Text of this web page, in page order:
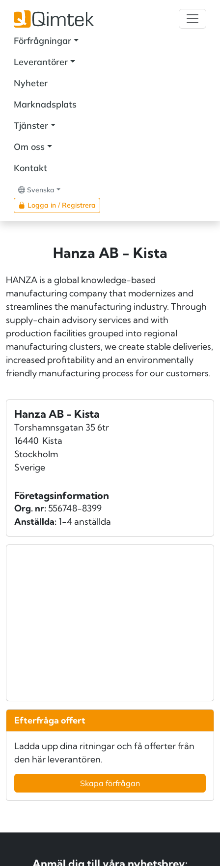
Förfrågningar
Leverantörer
Nyheter
Marknadsplats
Tjänster
Om oss
Kontakt
Svenska
Logga in / Registrera
Hanza AB - Kista
HANZA is a global knowledge-based
manufacturing company that modernizes and
streamlines the manufacturing industry. Through
supply-chain advisory services and with
production facilities grouped into regional
manufacturing clusters, we create stable deliveries,
increased profitability and an environmentally
friendly manufacturing process for our customers.
Hanza AB - Kista
Torshamnsgatan 35 6tr
16440 Kista
Stockholm
Sverige
Företagsinformation
Org. nr: 556748-8399
Anställda:1-4 anställda
Efterfråga offert
Ladda upp dina ritningar och få offerter från
den här leverantören.
Skapa förfrågan